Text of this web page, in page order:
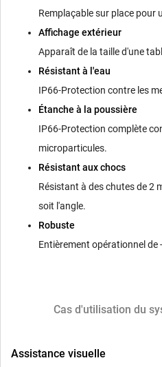
Remplaçable sur place pour
Affichage extérieur
Apparaît de la taille d'une
Résistant à l'eau
IP66-Protection contre les
Étanche à la poussière
IP66-Protection complète
microparticules.
Résistant aux chocs
Résistant à des chutes de 2
soit l'angle.
Robuste
Entièrement opérationnel de
Cas d'utilisation du
Assistance visuelle